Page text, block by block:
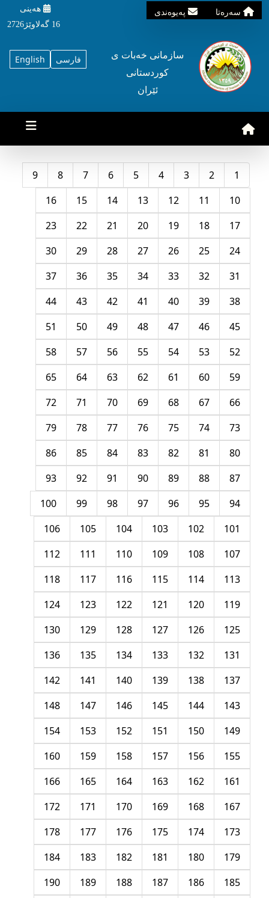
سه‌ره‌تا په‌یوه‌ندی
هه‌ینی
16 گه‌لاوێژ2726
English فارسی
سازمانی خه‌بات ی
کوردستانی
ئێران
1
2
3
4
5
6
7
8
9
10
11
12
13
14
15
16
17
18
19
20
21
22
23
24
25
26
27
28
29
30
31
32
33
34
35
36
37
38
39
40
41
42
43
44
45
46
47
48
49
50
51
52
53
54
55
56
57
58
59
60
61
62
63
64
65
66
67
68
69
70
71
72
73
74
75
76
77
78
79
80
81
82
83
84
85
86
87
88
89
90
91
92
93
94
95
96
97
98
99
100
101
102
103
104
105
106
107
108
109
110
111
112
113
114
115
116
117
118
119
120
121
122
123
124
125
126
127
128
129
130
131
132
133
134
135
136
137
138
139
140
141
142
143
144
145
146
147
148
149
150
151
152
153
154
155
156
157
158
159
160
161
162
163
164
165
166
167
168
169
170
171
172
173
174
175
176
177
178
179
180
181
182
183
184
185
186
187
188
189
190